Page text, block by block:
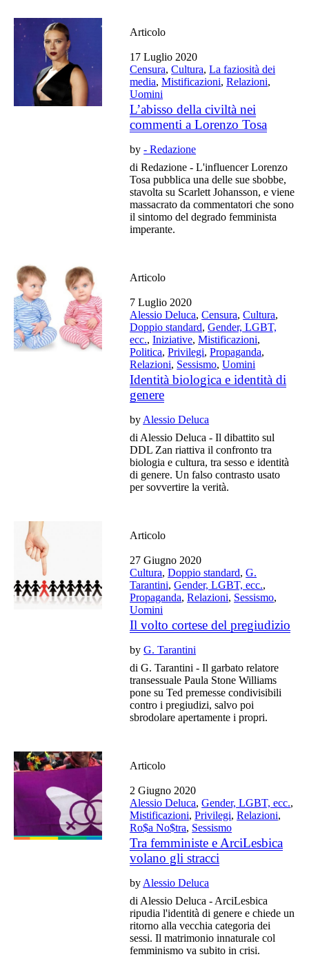
Articolo
17 Luglio 2020
Censura,Cultura,La faziosità dei
media,Mistificazioni,Relazioni,
Uomini
L’abisso della civiltà nei
commenti a Lorenzo Tosa
by- Redazione
di Redazione - L'influencer Lorenzo
Tosa pubblica una delle sue sbobbe,
stavolta su Scarlett Johansson, e viene
massacrato da commentatori che sono
il sintomo del degrado femminista
imperante.
Articolo
7 Luglio 2020
Alessio Deluca,Censura,Cultura,
Doppio standard,Gender, LGBT,
ecc.,Iniziative,Mistificazioni,
Politica,Privilegi,Propaganda,
Relazioni, Sessismo,Uomini
Identità biologica e identità di
genere
by Alessio Deluca
di Alessio Deluca - Il dibattito sul
DDL Zan riattiva il confronto tra
biologia e cultura, tra sesso e identità
di genere. Un falso contrasto usato
per sovvertire la verità.
Articolo
27 Giugno 2020
Cultura,Doppio standard,G.
Tarantini,Gender, LGBT, ecc.,
Propaganda,Relazioni, Sessismo,
Uomini
Il volto cortese del pregiudizio
byG. Tarantini
di G. Tarantini - Il garbato relatore
transessuale Paula Stone Williams
pone su Ted premesse condivisibili
contro i pregiudizi, salvo poi
sbrodolare apertamente i propri.
Articolo
2 Giugno 2020
Alessio Deluca,Gender, LGBT, ecc.,
Mistificazioni,Privilegi,Relazioni,
Ro$a No$tra, Sessismo
Tra femministe e ArciLesbica
volano gli stracci
by Alessio Deluca
di Alessio Deluca - ArciLesbica
ripudia l'identità di genere e chiede un
ritorno alla vecchia categoria dei
sessi. Il matrimonio innaturale col
femminismo va subito in crisi.